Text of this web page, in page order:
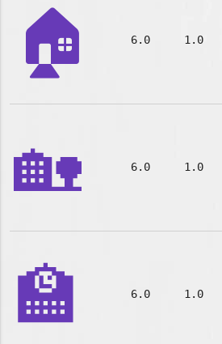
🏠 6.0 1.0
🏡 6.0 1.0
🏫 6.0 1.0